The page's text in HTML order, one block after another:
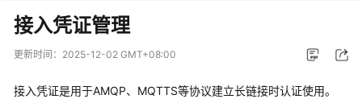
最
新
动
接入凭证管理
更新时间： 2025-12-02 GMT+08:00
接入凭证是用于AMQP、MQTTS等协议建立长链接时认证使用。